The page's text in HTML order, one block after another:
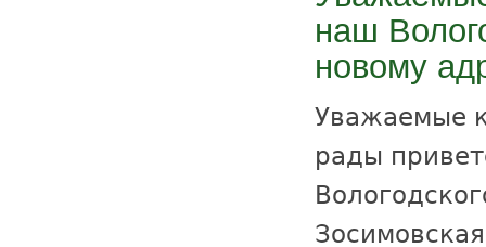
наш
новому
Уважаемые
рады